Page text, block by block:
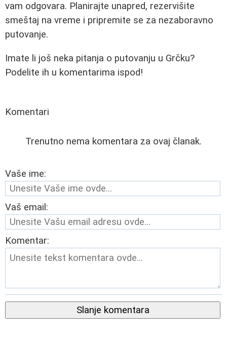
vam odgovara. Planirajte unapred, rezervišite
smeštaj na vreme i pripremite se za nezaboravno
putovanje.
Imate li još neka pitanja o putovanju u Grčku?
Podelite ih u komentarima ispod!
Komentari
Trenutno nema komentara za ovaj članak.
Vaše ime:
Vaš email:
Komentar:
Slanje komentara